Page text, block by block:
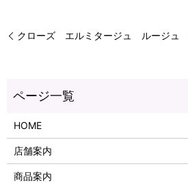
クローズ エルミタージュ ルージュ
HOME
店舗案内
商品案内